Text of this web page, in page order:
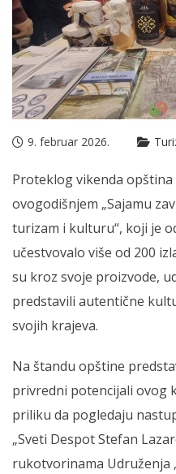
9. februar 2026.
Proteklog vikenda
ovogodišnjem „Sajamu
turizam i kulturu“, koji je
učestvovalo više od 200
su kroz svoje proizvode,
predstavili autentične
svojih krajeva.
Na štandu opštine
privredni potencijali ovog
priliku da pogledaju
„Sveti Despot Stefan
rukotvorinama Udruženja